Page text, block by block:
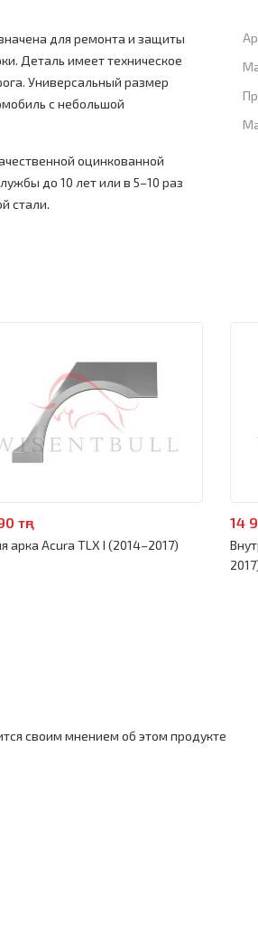
для ремонта и защиты
Деталь имеет техническое
Универсальный размер
с небольшой
оцинкованной
до 10 лет или в 5–10 раз
стали.
тңг
арка Acura TLX I (2014–2017)
14
своим мнением об этом продукте